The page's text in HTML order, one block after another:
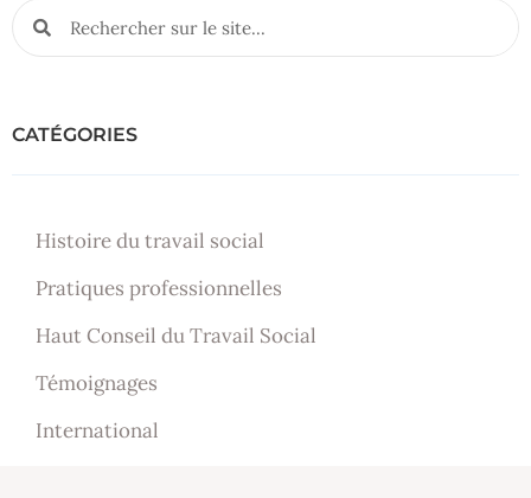
CATÉGORIES
Histoire du travail social
Pratiques professionnelles
Haut Conseil du Travail Social
Témoignages
International